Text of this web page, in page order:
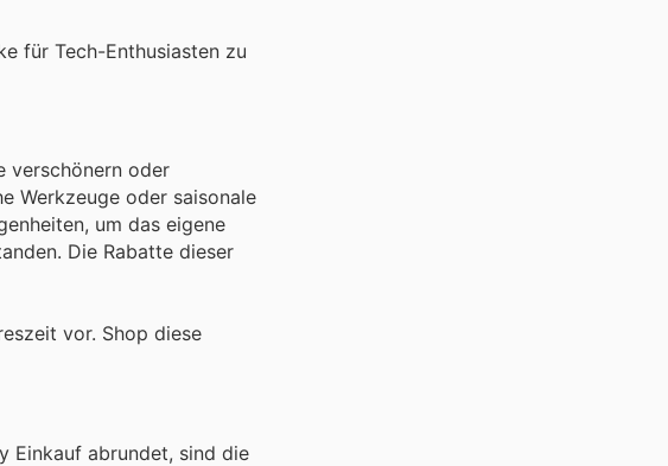
für Tech-Enthusiasten zu
verschönern oder
Werkzeuge oder saisonale
um das eigene
Die Rabatte dieser
vor. Shop diese
Einkauf abrundet, sind die